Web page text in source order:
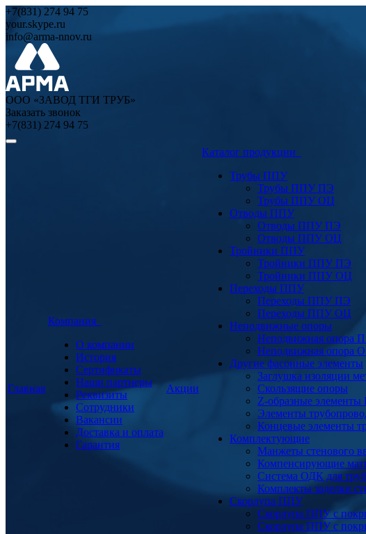
+7(831) 274 94 75
your.skype.ru
info@arma-nnov.ru
ООО «ЗАВОД ТГИ ТРУБ»
Заказать звонок
+7(831) 274 94 75
Главная
Компания
О компании
История
Сертификаты
Наши партнеры
Реквизиты
Сотрудники
Вакансии
Доставка и оплата
Гарантия
Акции
Каталог продукции
Трубы ППУ
Трубы ППУ ПЭ
Трубы ППУ ОЦ
Отводы ППУ
Отводы ППУ ПЭ
Отводы ППУ ОЦ
Тройники ППУ
Тройники ППУ ПЭ
Тройники ППУ ОЦ
Переходы ППУ
Переходы ППУ ПЭ
Переходы ППУ ОЦ
Неподвижные опоры
Неподвижная опора
Неподвижная опора
Другие фасонные элементы
Заглушка изоляции
Скользящие опоры
Z-образные
Элементы
Концевые элементы
Комплектующие
Манжеты стенового
Компенсирующие
Система ОДК для
Комплекты заделки
Скорлупа ППУ
Скорлупа ППУ с
Скорлупа ППУ с